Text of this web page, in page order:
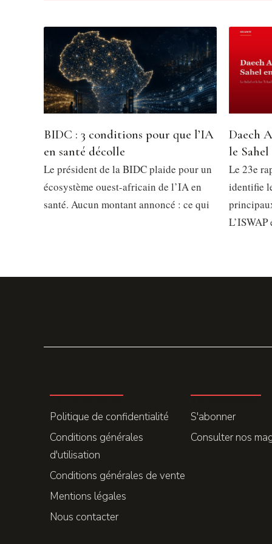
BIDC : 3 conditions pour que l’IA
en santé décolle
Le président de la BIDC plaide pour un
écosystème ouest-africain de l’IA en
santé. Aucun montant annoncé : ce qui
Daech
le
Le 23e
identifie
L’ISWAP
Politique de confidentialité
Conditions générales
d'utilisation
Conditions générales de vente
Mentions légales
Nous contacter
S'abonner
Consulter nos